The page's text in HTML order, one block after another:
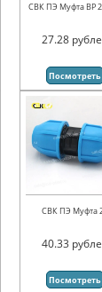
СВК ПЭ Муфта ВР
27.28
Посмотреть
СВК ПЭ Муфта
40.33
Посмотреть